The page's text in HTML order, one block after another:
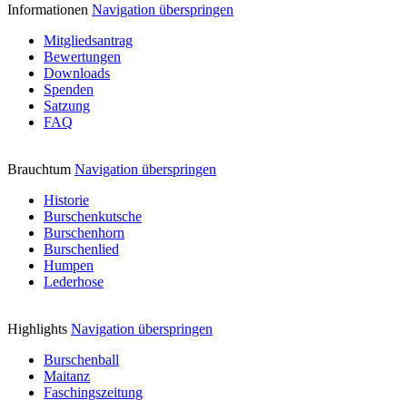
Informationen Navigation überspringen
Mitgliedsantrag
Bewertungen
Downloads
Spenden
Satzung
FAQ
Brauchtum Navigation überspringen
Historie
Burschenkutsche
Burschenhorn
Burschenlied
Humpen
Lederhose
Highlights Navigation überspringen
Burschenball
Maitanz
Faschingszeitung